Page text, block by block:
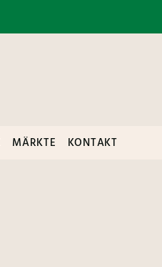
MÄRKTE KONTAKT